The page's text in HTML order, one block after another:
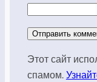
Этот сайт
спамом.